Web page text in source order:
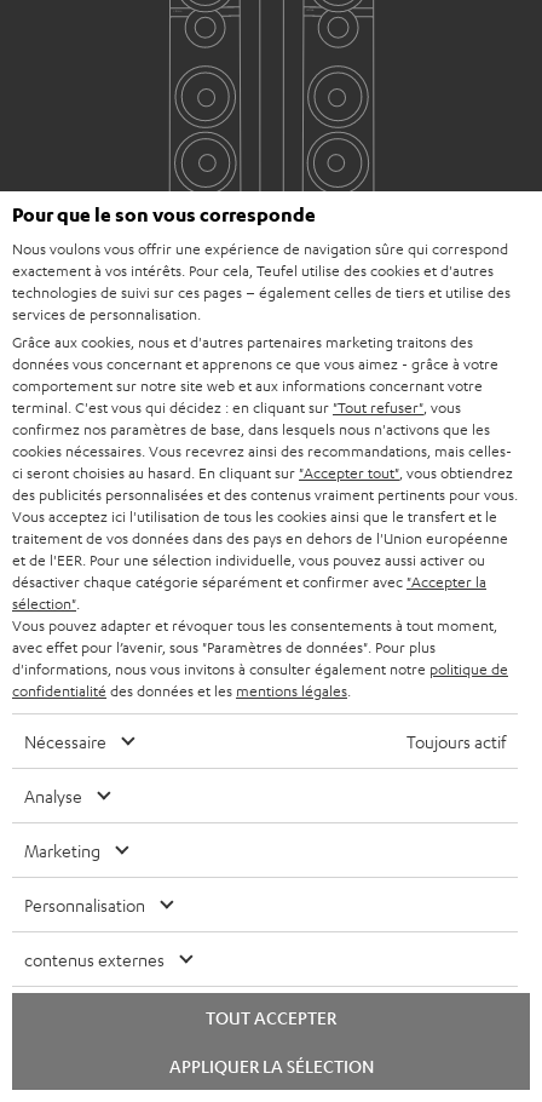
Téléchargement et support
D
o
c
u
m
e
n
t
s
é
l
é
c
h
g
Mode d’emploi: Enceinte colonne UL 40 Mk3 18
(unité)
Déclaration de conformité: Enceinte colonne UL 40
Mk3 18 (unité)
Guide de démarrage rapide: Enceinte colonne UL 40
Mk3 18 (unité)
Livret de sécurité: Enceinte colonne UL 40 Mk3 18
(unité)
I
n
f
o
r
t
Garantie légale
é
i
et jours fériés.
Support Teufel
chat
Pour que le son vous corresponde
Nous voulons vous offrir une expérience de navigation sûre qui correspond
exactement à vos intérêts. Pour cela, Teufel utilise des cookies et d'autres
technologies de suivi sur ces pages – également celles de tiers et utilise des
services de personnalisation.
Grâce aux cookies, nous et d'autres partenaires marketing traitons des
données vous concernant et apprenons ce que vous aimez - grâce à votre
comportement sur notre site web et aux informations concernant votre
terminal. C'est vous qui décidez : en cliquant sur "Tout refuser" , vous
confirmez nos paramètres de base, dans lesquels nous n'activons que les
cookies nécessaires. Vous recevrez ainsi des recommandations, mais celles-
ci seront choisies au hasard. En cliquant sur "Accepter tout" , vous obtiendrez
des publicités personnalisées et des contenus vraiment pertinents pour vous.
Vous acceptez ici l'utilisation de tous les cookies ainsi que le transfert et le
traitement de vos données dans des pays en dehors de l'Union européenne
et de l'EER. Pour une sélection individuelle, vous pouvez aussi activer ou
désactiver chaque catégorie séparément et confirmer avec "Accepter la
sélection"
Vous pouvez adapter et révoquer tous les consentements à tout moment,
avec effet pour l’avenir, sous "Paramètres de données". Pour plus
d'informations, nous vous invitons à consulter également notre politique de
confidentialité des données et les mentions légales
Nécessaire Toujours actif
Analyse
Marketing
Personnalisation
contenus externes
TOUT ACCEPTER
APPLIQUER LA SÉLECTION